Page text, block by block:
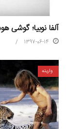
آلفا نوبیا؛
1397-06-14
واریته